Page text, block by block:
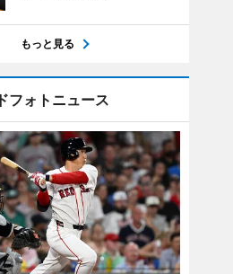
もっと見る
フォトニュース